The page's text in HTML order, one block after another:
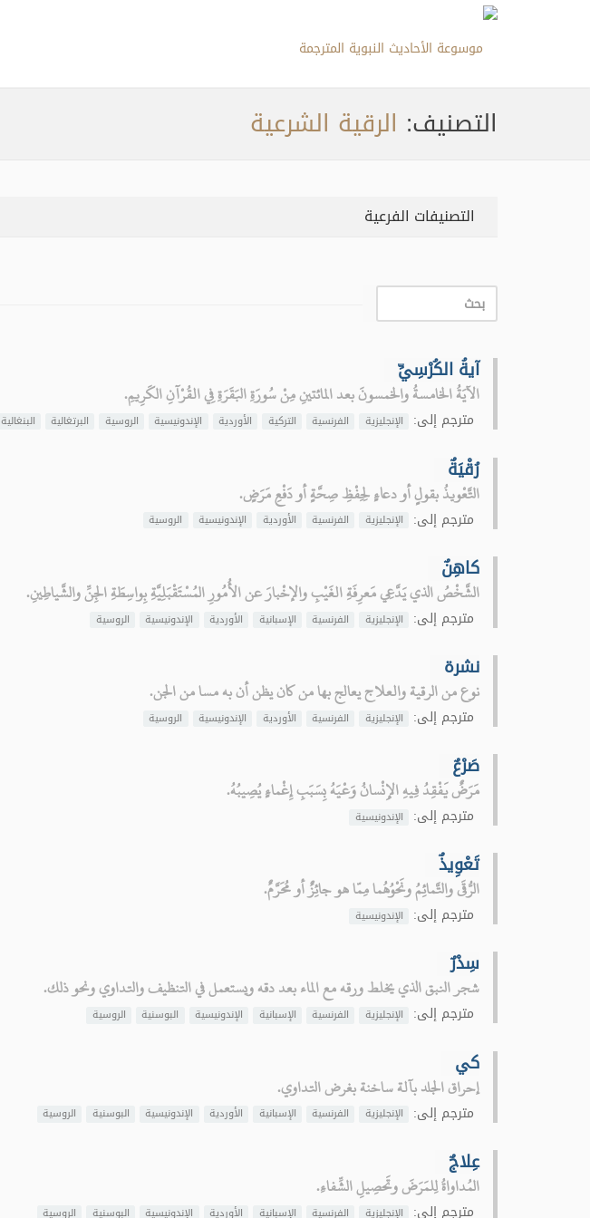
التصنيف: الرقية الشرعية
التصنيفات الفرعية
آيةُ الكُرْسِيِّ
الآيَةُ الخامسةُ والخمسونَ بعد المائتينِ مِنْ سُورَةِ البَقَرَةِ فِي القُرْآنِ الكَرِيمِ.
مترجم إلى: الإنجليزية الفرنسية التركية الأوردية الإندونيسية الروسية البرتغالية البنغالية
رُقْيَةٌ
التَّعْويذُ بقولٍ أو دعاءٍ لِحِفْظِ صِحَّةٍ أو دَفْعِ مَرَضٍ.
مترجم إلى: الإنجليزية الفرنسية الأوردية الإندونيسية الروسية
كاهِنٌ
الشَّخْصُ الذي يَدَّعِي مَعرِفَةِ الغَيْبِ والإخْبارَ عن الأُمُورِ المُسْتَقْبَلِيَّةِ بِواسِطَةِ الجِنِّ والشَّياطِينِ.
مترجم إلى: الإنجليزية الفرنسية الإسبانية الأوردية الإندونيسية الروسية
نشرة
نوع من الرقية والعلاج يعالج بها من كان يظن أن به مسا من الجن.
مترجم إلى: الإنجليزية الفرنسية الأوردية الإندونيسية الروسية
صَرْعٌ
مَرَضٌ يَفْقِدُ فِيهِ الإِنْسانُ وَعْيَهُ بِسَبَبِ إِغْماءٍ يُصِيبُهُ.
مترجم إلى: الإندونيسية
تَعْوِيذٌ
الرُّقَى والتَّمائِمُ ونَحْوُهُما مِمّا هو جائِزٌ أو مُحَرَّمٌ.
مترجم إلى: الإندونيسية
سِدْرٌ
شجر النبق الذي يخلط ورقه مع الماء بعد دقه ويستعمل في التنظيف والتداوي ونحو ذلك.
مترجم إلى: الإنجليزية الفرنسية الإسبانية الإندونيسية البوسنية الروسية
كي
إحراق الجلد بآلة ساخنة بغرض التداوي.
مترجم إلى: الإنجليزية الفرنسية الإسبانية الأوردية الإندونيسية البوسنية الروسية
عِلاجٌ
المُداواةُ لِلمَرَضَ وتَحصِيلِ الشِّفاءِ.
مترجم إلى: الإنجليزية الفرنسية الإسبانية الأوردية الإندونيسية البوسنية الروسية